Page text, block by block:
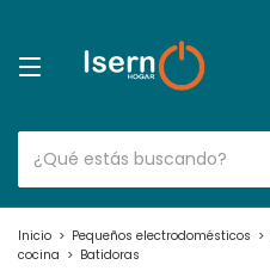
Inicio > Pequeños electrodomésticos >
cocina > Batidoras